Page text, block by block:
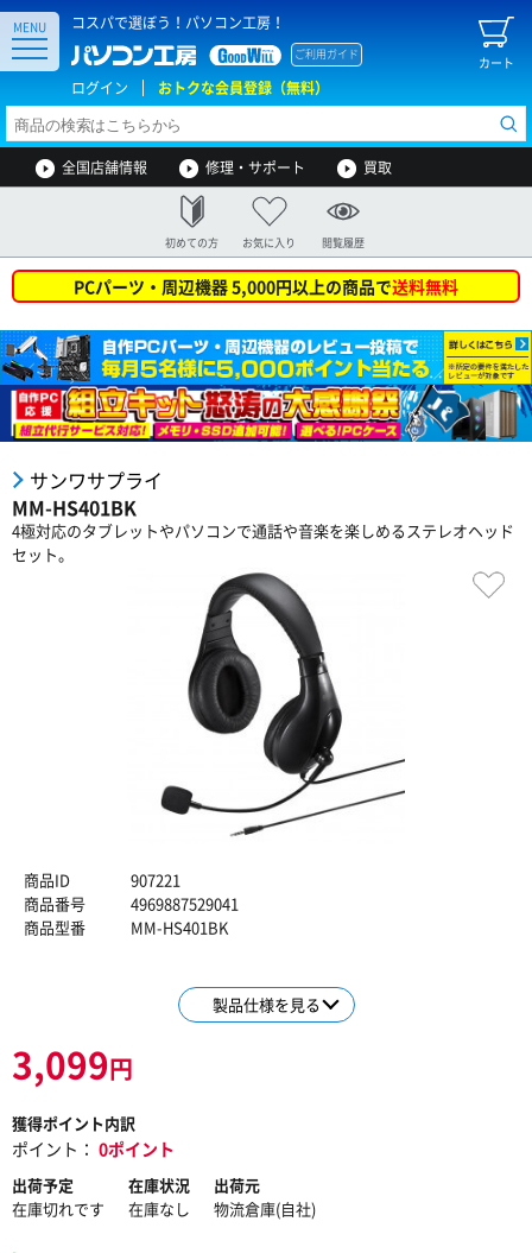
コスパで選ぼう！パソコン工房！
カート
ご利用ガイド
ログイン おトクな会員登録（無料）
MENU
全国店舗情報 修理・サポート 買取
初めての方 お気に入り 閲覧履歴
PCパーツ・周辺機器 5,000円以上の商品で送料無料
サンワサプライ
MM-HS401BK
4極対応のタブレットやパソコンで通話や音楽を楽しめるステレオヘッド
セット。
商品ID
907221
商品番号
4969887529041
商品型番
MM-HS401BK
製品仕様を見る
3,099円
獲得ポイント内訳
ポイント： 0ポイント
出荷予定
在庫切れです
在庫状況
在庫なし
出荷元
物流倉庫(自社)